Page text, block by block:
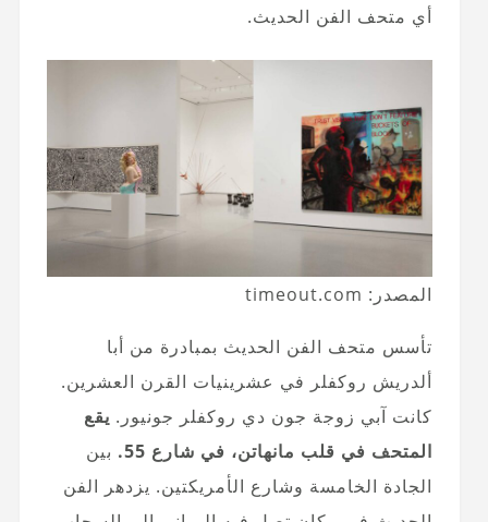
أي متحف الفن الحديث.
المصدر: timeout.com
تأسس متحف الفن الحديث بمبادرة من أبا
ألدريش روكفلر في عشرينيات القرن العشرين.
كانت آبي زوجة جون دي روكفلر جونيور. يقع
المتحف في قلب مانهاتن، في شارع 55.
بين
الجادة الخامسة وشارع الأمريكتين. يزدهر الفن